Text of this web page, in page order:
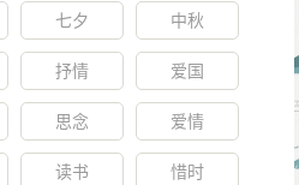
七夕 中秋
抒情 爱国
思念 爱情
读书 惜时